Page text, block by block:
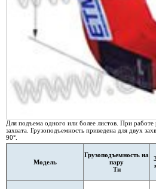
Для подъема одного или более листов. При работе
захвата. Грузоподъемность приведена для двух
90°.
Модель
Грузоподъемность на
пару
Тн